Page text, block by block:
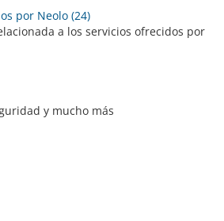
por Neolo (24)
a los servicios ofrecidos por
y mucho más